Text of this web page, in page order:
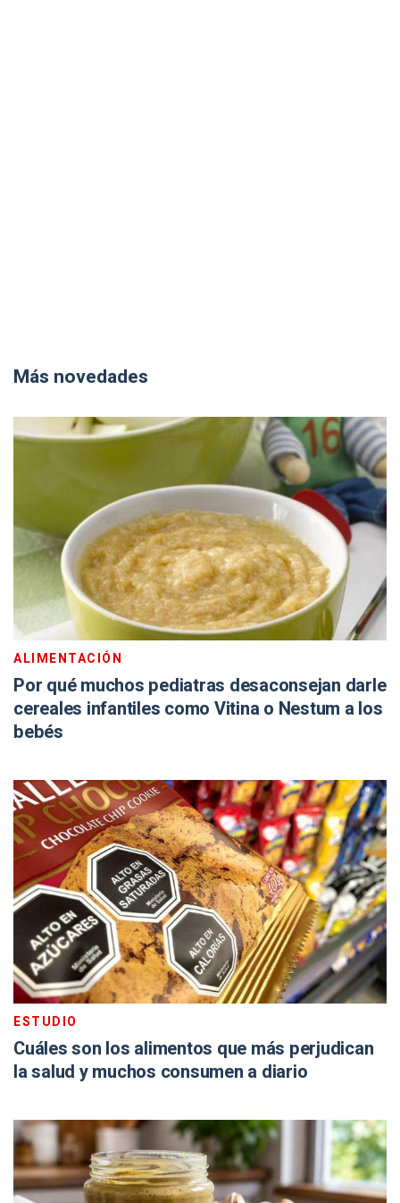
Más novedades
ALIMENTACIÓN
Por qué muchos pediatras desaconsejan darle
cereales infantiles como Vitina o Nestum a los
bebés
ESTUDIO
Cuáles son los alimentos que más perjudican
la salud y muchos consumen a diario